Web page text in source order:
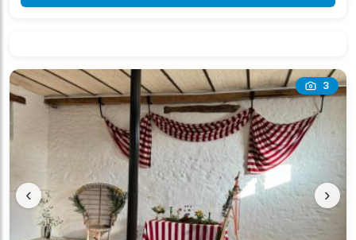
3
‹ ›